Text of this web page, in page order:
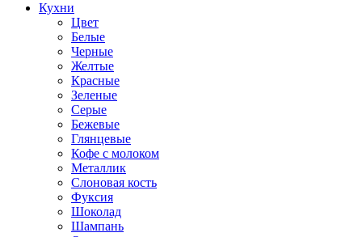
Кухни
Цвет
Белые
Черные
Желтые
Красные
Зеленые
Серые
Бежевые
Глянцевые
Кофе с молоком
Металлик
Слоновая кость
Фуксия
Шоколад
Шампань